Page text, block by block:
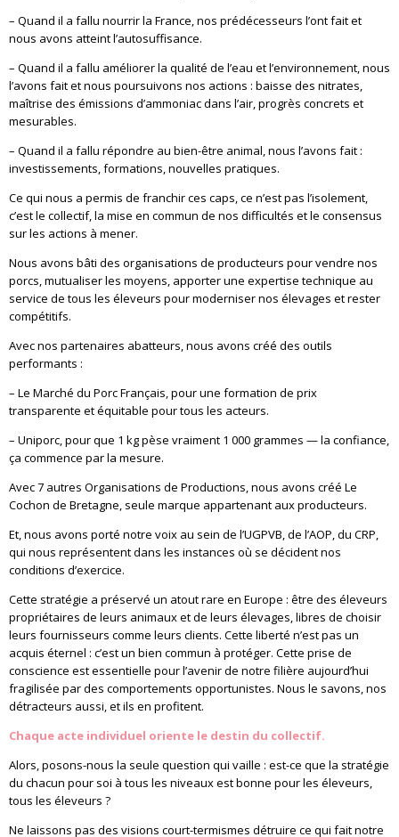
– Quand il a fallu nourrir la France, nos prédécesseurs l’ont fait et
nous avons atteint l’autosuffisance.
– Quand il a fallu améliorer la qualité de l’eau et l’environnement, nous
l’avons fait et nous poursuivons nos actions : baisse des nitrates,
maîtrise des émissions d’ammoniac dans l’air, progrès concrets et
mesurables.
– Quand il a fallu répondre au bien-être animal, nous l’avons fait :
investissements, formations, nouvelles pratiques.
Ce qui nous a permis de franchir ces caps, ce n’est pas l’isolement,
c’est le collectif, la mise en commun de nos difficultés et le consensus
sur les actions à mener.
Nous avons bâti des organisations de producteurs pour vendre nos
porcs, mutualiser les moyens, apporter une expertise technique au
service de tous les éleveurs pour moderniser nos élevages et rester
compétitifs.
Avec nos partenaires abatteurs, nous avons créé des outils
performants :
– Le Marché du Porc Français, pour une formation de prix
transparente et équitable pour tous les acteurs.
– Uniporc, pour que 1 kg pèse vraiment 1 000 grammes — la confiance,
ça commence par la mesure.
Avec 7 autres Organisations de Productions, nous avons créé Le
Cochon de Bretagne, seule marque appartenant aux producteurs.
Et, nous avons porté notre voix au sein de l’UGPVB, de l’AOP, du CRP,
qui nous représentent dans les instances où se décident nos
conditions d’exercice.
Cette stratégie a préservé un atout rare en Europe : être des éleveurs
propriétaires de leurs animaux et de leurs élevages, libres de choisir
leurs fournisseurs comme leurs clients. Cette liberté n’est pas un
acquis éternel : c’est un bien commun à protéger. Cette prise de
conscience est essentielle pour l’avenir de notre filière aujourd’hui
fragilisée par des comportements opportunistes. Nous le savons, nos
détracteurs aussi, et ils en profitent.
Chaque acte individuel oriente le destin du collectif.
Alors, posons-nous la seule question qui vaille : est-ce que la stratégie
du chacun pour soi à tous les niveaux est bonne pour les éleveurs,
tous les éleveurs ?
Ne laissons pas des visions court-termismes détruire ce qui fait notre